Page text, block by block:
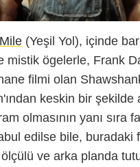
(Yeşil Yol), içinde
mistik ögelerle, Frank
filmi olan
keskin bir şekilde
olmasının yanı sıra
edilse bile, buradaki
ve arka planda